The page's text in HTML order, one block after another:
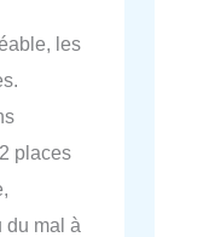
les
places
mal à